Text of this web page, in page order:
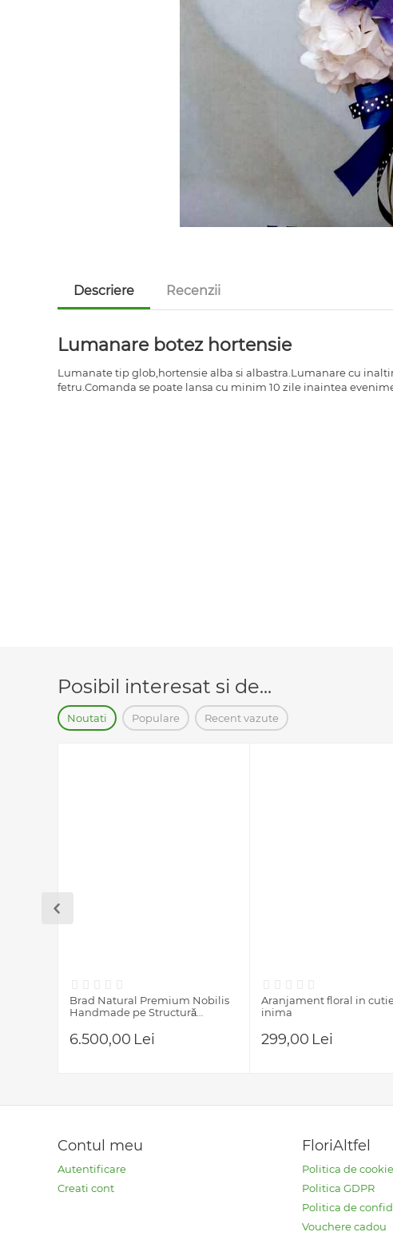
Descriere Recenzii
Lumanare botez hortensie
Lumanate tip glob,hortensie alba si albastra.Lumanare cu
fetru.Comanda se poate lansa cu minim 10 zile inaintea
Posibil interesat si de...
Noutati Populare Recent vazute
Brad Natural Premium Nobilis
Handmade pe Structură
6.500,00 Lei
Aranjament floral in
inima
299,00 Lei
Contul meu
Autentificare
Creati cont
FloriAltfel
Politica de
Politica GDPR
Politica de
Vouchere cadou